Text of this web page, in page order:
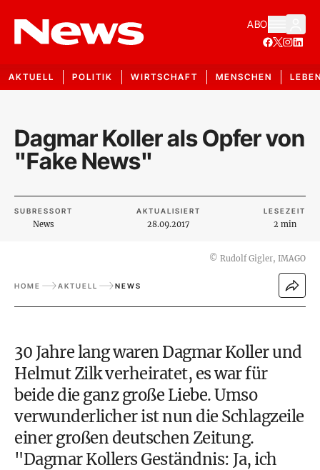
ABO
AKTUELL POLITIK WIRTSCHAFT MENSCHEN
Dagmar Koller als Opfer von
"Fake News"
SUBRESSORT
News
AKTUALISIERT
28.09.2017
LESEZEIT
2 min
© Rudolf Gigler, IMAGO
HOME AKTUELL NEWS
30 Jahre lang waren Dagmar Koller und
Helmut Zilk verheiratet, es war für
beide die ganz große Liebe. Umso
verwunderlicher ist nun die Schlagzeile
einer großen deutschen Zeitung.
"Dagmar Kollers Geständnis: Ja, ich